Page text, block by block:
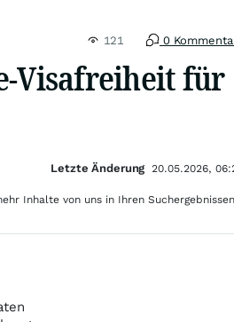
121 0
Visafreiheit für
Letzte Änderung 20.05.2026,
Inhalte von uns in Ihren Suchergebnissen